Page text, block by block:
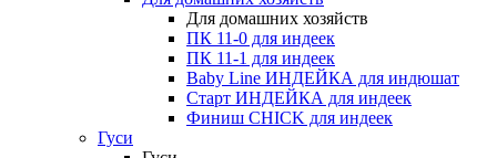
Для домашних хозяйств
ПК 11-0 для индеек
ПК 11-1 для индеек
Baby Line ИНДЕЙКА для индюшат
Старт ИНДЕЙКА для индеек
Финиш CHICK для индеек
Гуси